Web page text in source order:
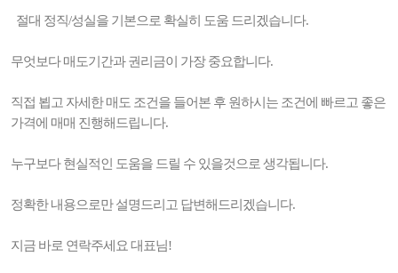
절대 정직/성실을 기본으로 확실히 도움 드리겠습니다.
무엇보다 매도기간과 권리금이 가장 중요합니다.
직접 뵙고 자세한 매도 조건을 들어본 후 원하시는 조건에 빠르고 좋은
가격에 매매 진행해드립니다.
누구보다 현실적인 도움을 드릴 수 있을것으로 생각됩니다.
정확한 내용으로만 설명드리고 답변해드리겠습니다.
지금 바로 연락주세요 대표님!